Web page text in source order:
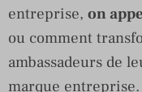
entreprise, on
ou comment
ambassadeurs de
marque entreprise.